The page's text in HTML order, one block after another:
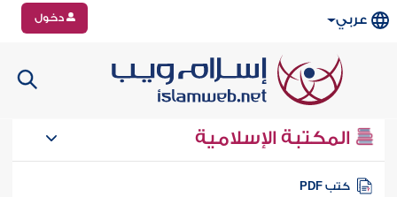
عربي دخول
المكتبة الإسلامية